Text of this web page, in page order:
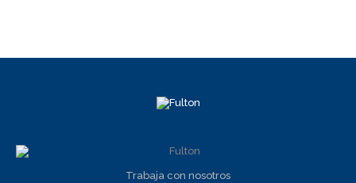
Trabaja con nosotros